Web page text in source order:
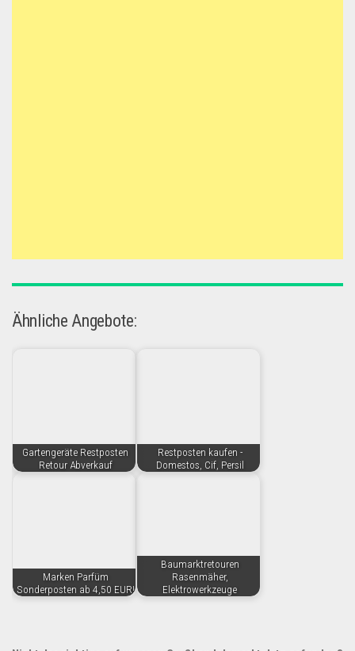
Ähnliche Angebote:
Gartengeräte Restposten
Retour Abverkauf
Restposten kaufen -
Domestos, Cif, Persil
Marken Parfüm
Sonderposten ab 4,50 EUR!
Baumarktretouren
Rasenmäher,
Elektrowerkzeuge